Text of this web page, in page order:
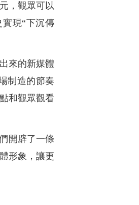
，觀眾可以
現“下沉傳
來的新媒體
制造的節奏
和觀眾觀看
開辟了一條
形象，讓更